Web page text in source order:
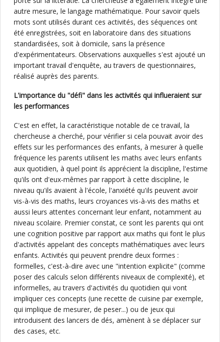
autre mesure, le langage mathématique. Pour savoir quels
mots sont utilisés durant ces activités, des séquences ont
été enregistrées, soit en laboratoire dans des situations
standardisées, soit à domicile, sans la présence
d'expérimentateurs. Observations auxquelles s'est ajouté un
important travail d'enquête, au travers de questionnaires,
réalisé auprès des parents.
L'importance du "défi" dans les activités qui influeraient sur
les performances
C'est en effet, la caractéristique notable de ce travail, la
chercheuse a cherché, pour vérifier si cela pouvait avoir des
effets sur les performances des enfants, à mesurer à quelle
fréquence les parents utilisent les maths avec leurs enfants
aux quotidien, à quel point ils apprécient la discipline, l'estime
qu'ils ont d'eux-mêmes par rapport à cette discipline, le
niveau qu'ils avaient à l'école, l'anxiété qu'ils peuvent avoir
vis-à-vis des maths, leurs croyances vis-à-vis des maths et
aussi leurs attentes concernant leur enfant, notamment au
niveau scolaire. Premier constat, ce sont les parents qui ont
une cognition positive par rapport aux maths qui font le plus
d'activités appelant des concepts mathématiques avec leurs
enfants. Activités qui peuvent prendre deux formes :
formelles, c'est-à-dire avec une "intention explicite" (comme
poser des calculs selon différents niveaux de complexité), et
informelles, au travers d'activités du quotidien qui vont
impliquer ces concepts (une recette de cuisine par exemple,
qui implique de mesurer, de peser...) ou de jeux qui
introduisent des lancers de dés, amènent à se déplacer sur
des cases, etc.